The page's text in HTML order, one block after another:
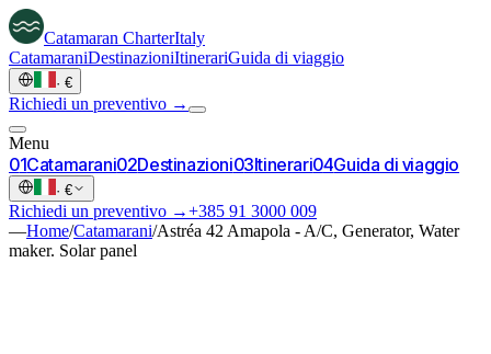
Catamaran CharterItaly
CatamaraniDestinazioniItinerariGuida di viaggio
· €
Richiedi un preventivo →
Menu
01Catamarani02Destinazioni03Itinerari04Guida di viaggio
· €
Richiedi un preventivo →+385 91 3000 009
—Home/Catamarani/Astréa 42 Amapola - A/C, Generator, Water
maker. Solar panel